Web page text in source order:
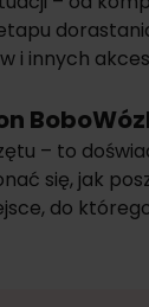
i innych
– to
się, jak
do